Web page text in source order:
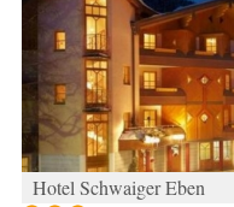
Hotel Schwaiger Eben